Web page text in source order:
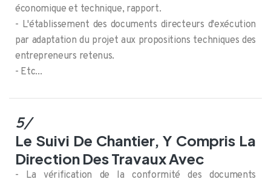
économique et technique, rapport.
- L'établissement des documents directeurs d'exécution
par adaptation du projet aux propositions techniques des
entrepreneurs retenus.
- Etc...
5/
Le Suivi De Chantier, Y Compris La
Direction Des Travaux Avec
- La vérification de la conformité des documents